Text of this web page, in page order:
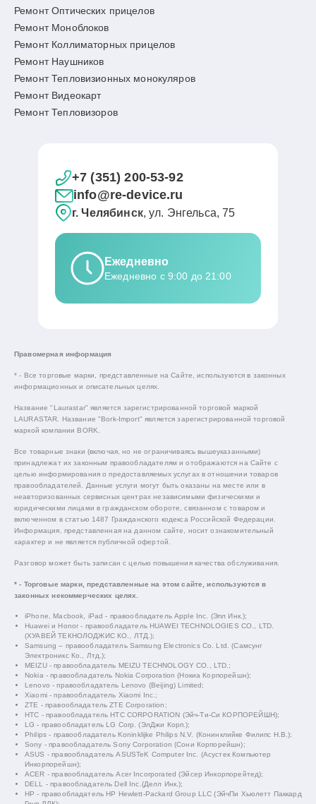
Ремонт Оптических прицелов
Ремонт Моноблоков
Ремонт Коллиматорных прицелов
Ремонт Наушников
Ремонт Тепловизионных монокуляров
Ремонт Видеокарт
Ремонт Тепловизоров
+7 (351) 200-53-92
info@re-device.ru
г. Челябинск, ул. Энгельса, 75
Ежедневно
Ежедневно с 9:00 до 21:00
Правомерная информация
* - Все торговые марки, представленные на Сайте, используются в законных
информационных и описательных целях.
Название "Laurastar" является зарегистрированной торговой маркой
LAURASTAR. Название "Bork-Import" является зарегистрированной торговой
маркой компании BORK.
Все товарные знаки (включая, но не ограничиваясь вышеуказанными)
принадлежат их законным правообладателям и отображаются на Сайте с
целью информирования о предоставляемых услугах в отношении товаров
правообладателей. Данные услуги могут быть оказаны на месте или в
неавторизованных сервисных центрах независимыми физическими и
юридическими лицами в гражданском обороте, связанном с товаром и
включенном в статью 1487 Гражданского кодекса Российской Федерации.
Информация, представленная на данном сайте, носит ознакомительный
характер и не является публичной офертой.
Разговор может быть записан с целью повышения качества обслуживания.
* - Торговые марки, представленные на этом сайте, используются в
законных некоммерческих целях.
iPhone, Macbook, iPad - правообладатель Apple Inc. (Эпл Инк.);
Huawei и Honor - правообладатель HUAWEI TECHNOLOGIES CO., LTD.
(ХУАВЕЙ ТЕКНОЛОДЖИС КО., ЛТД.);
Samsung – правообладатель Samsung Electronics Co. Ltd. (Самсунг
Электроникс Ко., Лтд.);
MEIZU - правообладатель MEIZU TECHNOLOGY CO., LTD.;
Nokia - правообладатель Nokia Corporation (Нокиа Корпорейшн);
Lenovo - правообладатель Lenovo (Beijing) Limited;
Xiaomi - правообладатель Xiaomi Inc.;
ZTE - правообладатель ZTE Corporation;
HTC - правообладатель HTC CORPORATION (Эйч-Ти-Си КОРПОРЕЙШН);
LG - правообладатель LG Corp. (ЭлДжи Корп.);
Philips - правообладатель Koninklijke Philips N.V. (Конинклийке Филипс Н.В.);
Sony - правообладатель Sony Corporation (Сони Корпорейшн);
ASUS - правообладатель ASUSTeK Computer Inc. (Асустек Компьютер
Инкорпорейшн);
ACER - правообладатель Acer Incorporated (Эйсер Инкорпорейтед);
DELL - правообладатель Dell Inc.(Делл Инк.);
HP - правообладатель HP Hewlett-Packard Group LLC (ЭйчПи Хьюлетт Паккард